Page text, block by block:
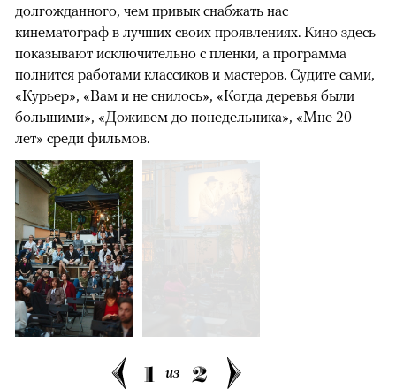
долгожданного, чем привык снабжать нас
кинематограф в лучших своих проявлениях. Кино здесь
показывают исключительно с пленки, а программа
полнится работами классиков и мастеров. Судите сами,
«Курьер», «Вам и не снилось», «Когда деревья были
большими», «Доживем до понедельника», «Мне 20
лет» среди фильмов.
1 из 2